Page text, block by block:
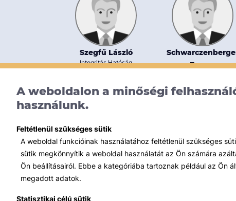
A weboldalon a minőségi
használunk.
Feltétlenül szükséges sütik
A weboldal funkcióinak használatához feltétlenül szükséges
sütik megkönnyítik a weboldal használatát az Ön számára
Ön beállításairól. Ebbe a kategóriába tartoznak például az Ön
megadott adatok.
Statisztikai célú sütik
Szegfű László
Integritás Hatóság
Ferenc